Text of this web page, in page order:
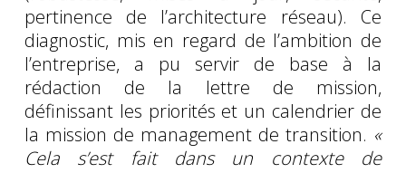
pertinence de l’architecture réseau). Ce
diagnostic, mis en regard de l’ambition de
l’entreprise, a pu servir de base à la
rédaction de la lettre de mission,
définissant les priorités et un calendrier de
la mission de management de transition. «
Cela s’est fait dans un contexte de